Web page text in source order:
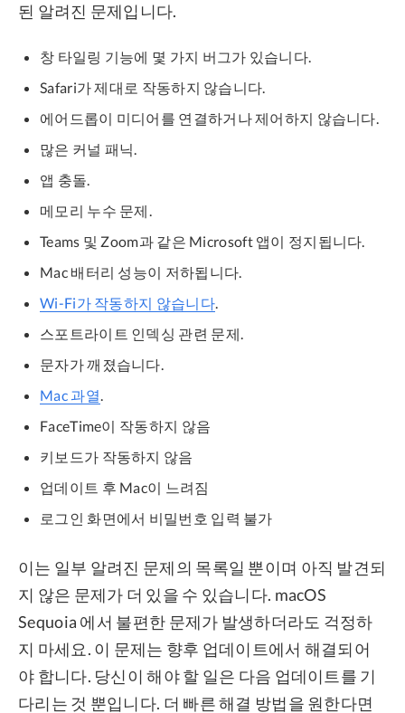
된 알려진 문제입니다.
창 타일링 기능에 몇 가지 버그가 있습니다.
Safari가 제대로 작동하지 않습니다.
에어드롭이 미디어를 연결하거나 제어하지 않습니다.
많은 커널 패닉.
앱 충돌.
메모리 누수 문제.
Teams 및 Zoom과 같은 Microsoft 앱이 정지됩니다.
Mac 배터리 성능이 저하됩니다.
Wi-Fi가 작동하지 않습니다.
스포트라이트 인덱싱 관련 문제.
문자가 깨졌습니다.
Mac 과열.
FaceTime이 작동하지 않음
키보드가 작동하지 않음
업데이트 후 Mac이 느려짐
로그인 화면에서 비밀번호 입력 불가
이는 일부 알려진 문제의 목록일 뿐이며 아직 발견되
지 않은 문제가 더 있을 수 있습니다. macOS
Sequoia 에서 불편한 문제가 발생하더라도 걱정하
지 마세요. 이 문제는 향후 업데이트에서 해결되어
야 합니다. 당신이 해야 할 일은 다음 업데이트를 기
다리는 것 뿐입니다. 더 빠른 해결 방법을 원한다면